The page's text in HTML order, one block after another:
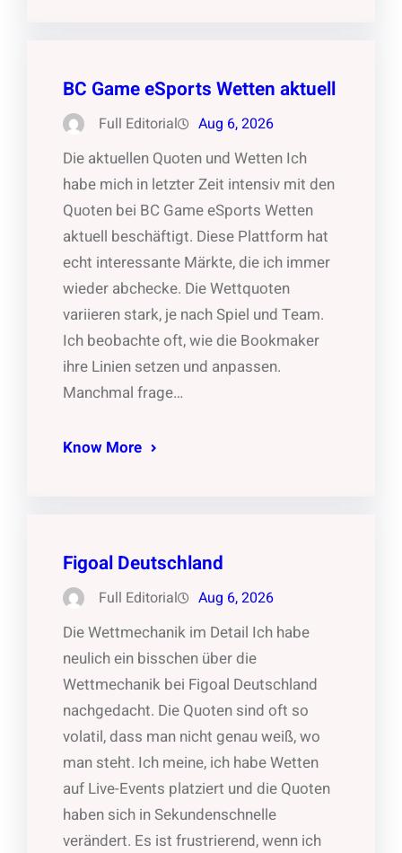
BC Game eSports Wetten aktuell
Full Editorial Aug 6, 2026
Die aktuellen Quoten und Wetten Ich
habe mich in letzter Zeit intensiv mit den
Quoten bei BC Game eSports Wetten
aktuell beschäftigt. Diese Plattform hat
echt interessante Märkte, die ich immer
wieder abchecke. Die Wettquoten
variieren stark, je nach Spiel und Team.
Ich beobachte oft, wie die Bookmaker
ihre Linien setzen und anpassen.
Manchmal frage…
Know More
Figoal Deutschland
Full Editorial Aug 6, 2026
Die Wettmechanik im Detail Ich habe
neulich ein bisschen über die
Wettmechanik bei Figoal Deutschland
nachgedacht. Die Quoten sind oft so
volatil, dass man nicht genau weiß, wo
man steht. Ich meine, ich habe Wetten
auf Live-Events platziert und die Quoten
haben sich in Sekundenschnelle
verändert. Es ist frustrierend, wenn ich